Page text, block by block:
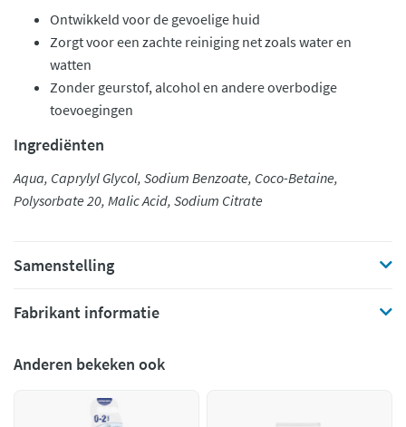
Ontwikkeld voor de gevoelige huid
Zorgt voor een zachte reiniging net zoals water en
watten
Zonder geurstof, alcohol en andere overbodige
toevoegingen
Ingrediënten
Aqua, Caprylyl Glycol, Sodium Benzoate, Coco-Betaine,
Polysorbate 20, Malic Acid, Sodium Citrate
Samenstelling
Fabrikant informatie
Anderen bekeken ook